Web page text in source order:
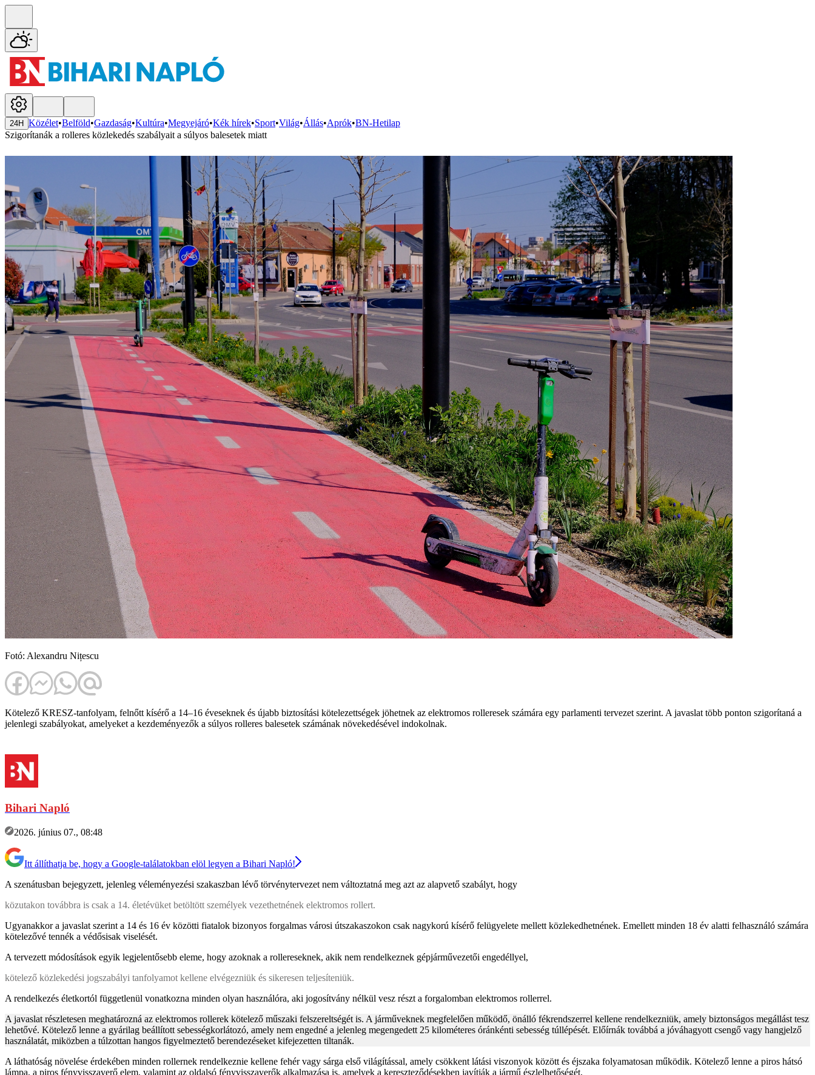
24H Közélet•Belföld•Gazdaság•Kultúra•Megyejáró•Kék hírek•Sport•Világ•Állás•Aprók•BN-Hetilap
Szigorítanák a rolleres közlekedés szabályait a súlyos balesetek miatt
Fotó: Alexandru Nițescu
Kötelező KRESZ-tanfolyam, felnőtt kísérő a 14–16 éveseknek és újabb biztosítási kötelezettségek jöhetnek az elektromos rolleresek számára egy parlamenti tervezet szerint. A javaslat több ponton szigorítaná a
jelenlegi szabályokat, amelyeket a kezdeményezők a súlyos rolleres balesetek számának növekedésével indokolnak.
Bihari Napló
2026. június 07., 08:48
Itt állíthatja be, hogy a Google-találatokban elöl legyen a Bihari Napló!
A szenátusban bejegyzett, jelenleg véleményezési szakaszban lévő törvénytervezet nem változtatná meg azt az alapvető szabályt, hogy
közutakon továbbra is csak a 14. életévüket betöltött személyek vezethetnének elektromos rollert.
Ugyanakkor a javaslat szerint a 14 és 16 év közötti fiatalok bizonyos forgalmas városi útszakaszokon csak nagykorú kísérő felügyelete mellett közlekedhetnének. Emellett minden 18 év alatti felhasználó számára
kötelezővé tennék a védősisak viselését.
A tervezett módosítások egyik legjelentősebb eleme, hogy azoknak a rollereseknek, akik nem rendelkeznek gépjárművezetői engedéllyel,
kötelező közlekedési jogszabályi tanfolyamot kellene elvégezniük és sikeresen teljesíteniük.
A rendelkezés életkortól függetlenül vonatkozna minden olyan használóra, aki jogosítvány nélkül vesz részt a forgalomban elektromos rollerrel.
A javaslat részletesen meghatározná az elektromos rollerek kötelező műszaki felszereltségét is. A járműveknek megfelelően működő, önálló fékrendszerrel kellene rendelkezniük, amely biztonságos megállást tesz
lehetővé. Kötelező lenne a gyárilag beállított sebességkorlátozó, amely nem engedné a jelenleg megengedett 25 kilométeres óránkénti sebesség túllépését. Előírnák továbbá a jóváhagyott csengő vagy hangjelző
használatát, miközben a túlzottan hangos figyelmeztető berendezéseket kifejezetten tiltanák.
A láthatóság növelése érdekében minden rollernek rendelkeznie kellene fehér vagy sárga első világítással, amely csökkent látási viszonyok között és éjszaka folyamatosan működik. Kötelező lenne a piros hátsó
lámpa, a piros fényvisszaverő elem, valamint az oldalsó fényvisszaverők alkalmazása is, amelyek a kereszteződésekben javítják a jármű észlelhetőségét.